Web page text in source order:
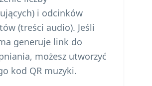
i odcinków
(treści audio). Jeśli
generuje link do
możesz utworzyć
kod QR muzyki.